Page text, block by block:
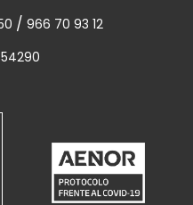
/ 966 70 93 12